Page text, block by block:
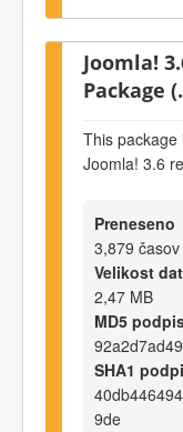
Joomla!
Package
This
Joomla! 3.6
Preneseno
3,879 časov
Velikost
2,47 MB
MD5
SHA1
9de